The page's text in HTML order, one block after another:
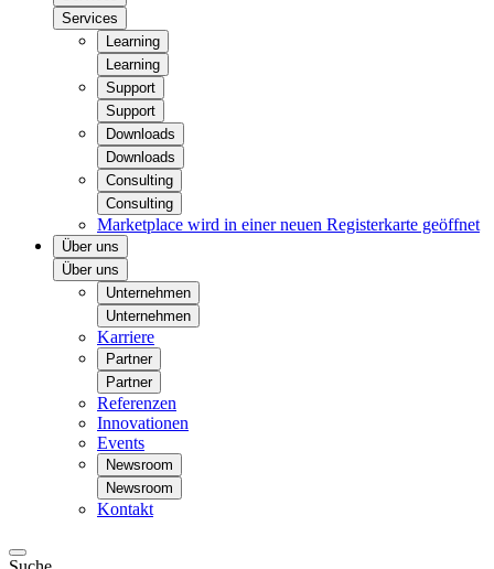
Services
Learning
Learning
Support
Support
Downloads
Downloads
Consulting
Consulting
Marketplace wird in einer neuen Registerkarte geöffnet
Über uns
Über uns
Unternehmen
Unternehmen
Karriere
Partner
Partner
Referenzen
Innovationen
Events
Newsroom
Newsroom
Kontakt